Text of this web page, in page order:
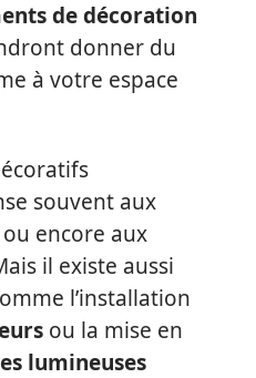
de décoration
donner du
à votre espace
souvent aux
ou encore aux
il existe aussi
l’installation
ou la mise en
lumineuses